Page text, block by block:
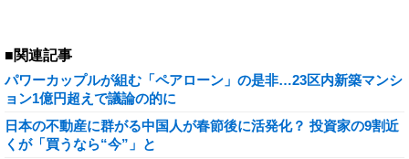
■関連記事
パワーカップルが組む「ペアローン」の是非…23区内新築マンシ
ョン1億円超えで議論の的に
日本の不動産に群がる中国人が春節後に活発化？ 投資家の9割近
くが「買うなら“今”」と